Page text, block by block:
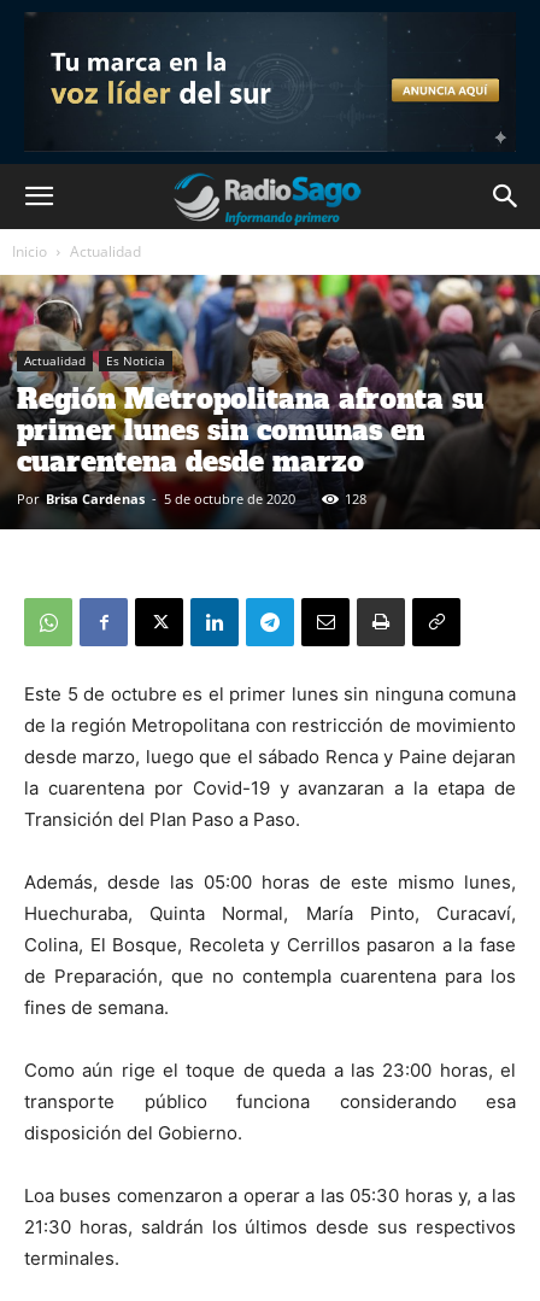
Inicio Actualidad
Actualidad Es Noticia
Región Metropolitana afronta su
primer lunes sin comunas en
cuarentena desde marzo
Por Brisa Cardenas - 5 de octubre de 2020 128
Este 5 de octubre es el primer lunes sin ninguna comuna
de la región Metropolitana con restricción de movimiento
desde marzo, luego que el sábado Renca y Paine dejaran
la cuarentena por Covid-19 y avanzaran a la etapa de
Transición del Plan Paso a Paso.
Además, desde las 05:00 horas de este mismo lunes,
Huechuraba, Quinta Normal, María Pinto, Curacaví,
Colina, El Bosque, Recoleta y Cerrillos pasaron a la fase
de Preparación, que no contempla cuarentena para los
fines de semana.
Como aún rige el toque de queda a las 23:00 horas, el
transporte público funciona considerando esa
disposición del Gobierno.
Loa buses comenzaron a operar a las 05:30 horas y, a las
21:30 horas, saldrán los últimos desde sus respectivos
terminales.